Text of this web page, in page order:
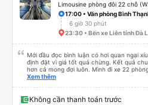
17:00 • Văn phòng Bình
6 giờ 30 phút
23:30 • Bến xe Liên tỉnh Đà
Mới đầu đọc bình luận có hơi quan ngại
định đặt vì giá tốt quá chừng. Kết quả
hơn cả mong đợi luôn. Mình đi xe 22
hôm qua của mình như thế này: 1. Ưu
trên xe sạch sẽ. - Phòng nằm không phải
Xem thêm
Không cần thanh toán trước